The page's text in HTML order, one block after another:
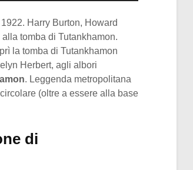
Harry Burton, Howard
tomba di Tutankhamon.
la tomba di Tutankhamon
Herbert, agli albori
. Leggenda metropolitana
(oltre a essere alla base
di